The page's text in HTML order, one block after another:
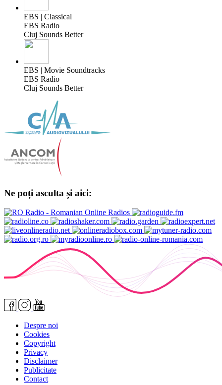
EBS | Classical
EBS Radio
Cluj Sounds Better
EBS | Movie Soundtracks
EBS Radio
Cluj Sounds Better
Ne poți asculta și aici:
Despre noi
Cookies
Copyright
Privacy
Disclaimer
Publicitate
Contact